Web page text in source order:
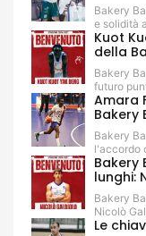
Bakery
e solidità
Kuot
della
Bakery
futuro
Amara
Bakery
Bakery
l'accordo
Bakery
lunghi:
Bakery
Nicolò
Le